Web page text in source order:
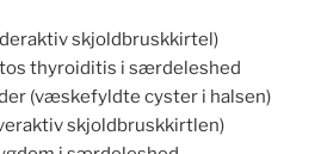
skjoldbruskkirtel)
thyroiditis i særdeleshed
(væskefyldte cyster i halsen)
skjoldbruskkirtlen)